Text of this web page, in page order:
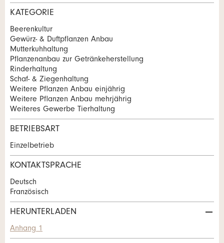
* Eingabe erforderlich
Zur Qualitätssicherung wird eine Kopie der E-Mail an
guidle übermittelt.
NACHRICHT SENDEN
Schliessen
E-Mail *:
Telefon *:
Nachricht:
Information: Zur Qualitätssicherung wird eine
Kopie der E-Mail an guidle gesendet.
This site is protected by reCAPTCHA and the Google
Privacy Policy
Verfassen Sie eine Nachricht für die
Kontaktpersonen dieser Anzeige.
KATEGORIE
Beerenkultur
Gewürz- & Duftpflanzen Anbau
Mutterkuhhaltung
Pflanzenanbau zur Getränkeherstellung
Rinderhaltung
Schaf- & Ziegenhaltung
Weitere Pflanzen Anbau einjährig
Weitere Pflanzen Anbau mehrjährig
Weiteres Gewerbe Tierhaltung
BETRIEBSART
Einzelbetrieb
KONTAKTSPRACHE
Deutsch
Französisch
HERUNTERLADEN
Anhang 1